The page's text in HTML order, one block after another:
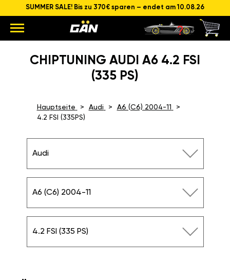
SUMMER SALE! Bis zu 370€ sparen – endet am 10.08.26
CHIPTUNING AUDI A6 4.2 FSI
(335 PS)
Hauptseite Audi
A6 (C6) 2004-11
4.2 FSI (335PS)
Audi
A6 (C6) 2004-11
4.2 FSI (335 PS)